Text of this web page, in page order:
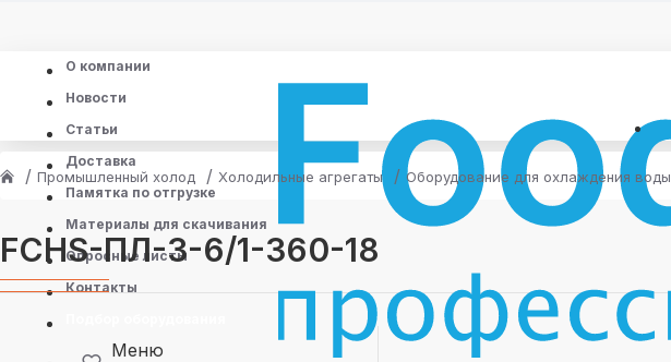
О компании
Новости
Статьи
Доставка
Памятка по отгрузке
Материалы для скачивания
Опросные листы
Контакты
Промышленный холод Холодильные агрегаты Оборудование для охлаждения воды
FCHS-ПЛ-3-6/1-360-18
Меню